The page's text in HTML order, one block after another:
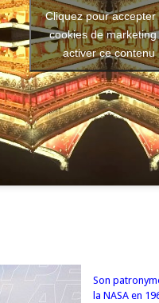
Cliquez pour accepter
cookies de marketing
activer ce contenu
Son
la NASA en